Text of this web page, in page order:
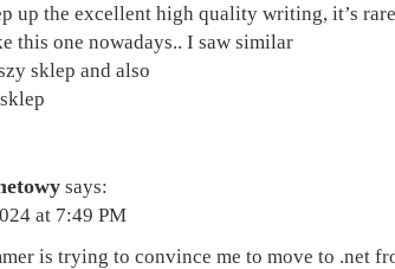
up the excellent high quality writing, it’s
this one nowadays.. I saw similar
sklep and also
says:
at 7:49 PM
is trying to convince me to move to .net